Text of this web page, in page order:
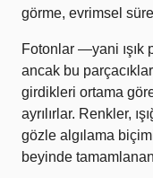
görme, evrimsel
Fotonlar —yani ışık
ancak bu
girdikleri ortama
ayrılırlar. Renkler,
gözle algılama
beyinde